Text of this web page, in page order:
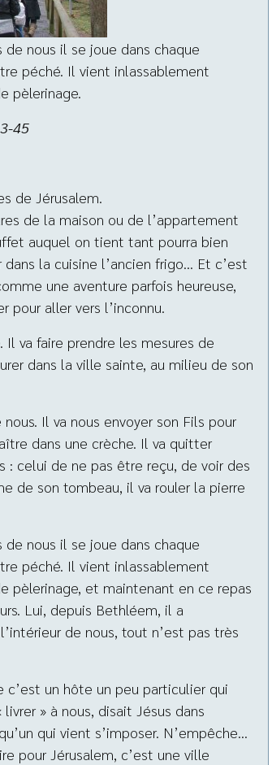
nous il se joue dans chaque
péché. Il vient inlassablement
pèlerinage.
45
de Jérusalem.
de la maison ou de l’appartement
auquel on tient tant pourra bien
la cuisine l’ancien frigo… Et c’est
une aventure parfois heureuse,
pour aller vers l’inconnu.
Il va faire prendre les mesures de
dans la ville sainte, au milieu de son
Il va nous envoyer son Fils pour
dans une crèche. Il va quitter
: celui de ne pas être reçu, de voir des
de son tombeau, il va rouler la pierre
nous il se joue dans chaque
péché. Il vient inlassablement
pèlerinage, et maintenant en ce repas
Lui, depuis Bethléem, il a
de nous, tout n’est pas très
c’est un hôte un peu particulier qui
» à nous, disait Jésus dans
qui vient s’imposer. N’empêche…
pour Jérusalem, c’est une ville